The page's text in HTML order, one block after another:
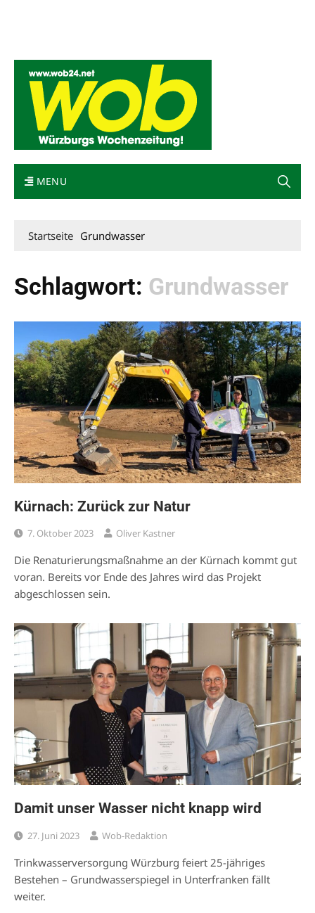
MENU
Startseite Grundwasser
Schlagwort: Grundwasser
Kürnach: Zurück zur Natur
7. Oktober 2023 Oliver Kastner
Die Renaturierungsmaßnahme an der Kürnach kommt gut
voran. Bereits vor Ende des Jahres wird das Projekt
abgeschlossen sein.
Damit unser Wasser nicht knapp wird
27. Juni 2023 Wob-Redaktion
Trinkwasserversorgung Würzburg feiert 25-jähriges
Bestehen – Grundwasserspiegel in Unterfranken fällt
weiter.